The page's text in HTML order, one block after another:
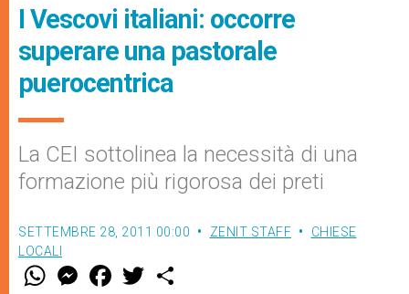
I Vescovi italiani: occorre
superare una pastorale
puerocentrica
La CEI sottolinea la necessità di una
formazione più rigorosa dei preti
SETTEMBRE 28, 2011 00:00 ZENIT STAFF
CHIESE
LOCALI
W M
e
F
a w